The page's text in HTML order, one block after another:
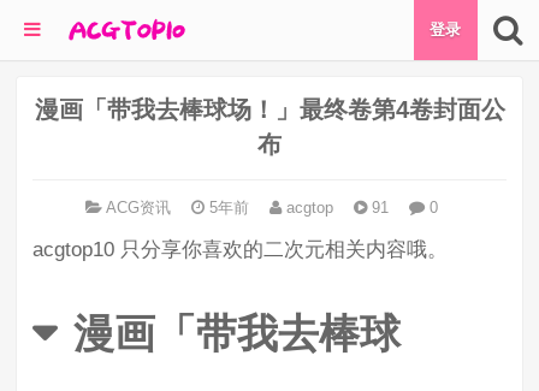
登录
漫画「带我去棒球场！」最终卷第4卷封面公
布
ACG资讯 5年前 acgtop 91 0
acgtop10 只分享你喜欢的二次元相关内容哦。
漫画「带我去棒球